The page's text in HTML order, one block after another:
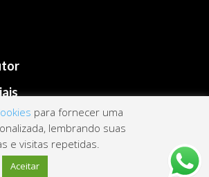
– Todos os direitos reservados | Mantido porLink
para fornecer uma
lembrando suas
e visitas repetidas.
Aceitar